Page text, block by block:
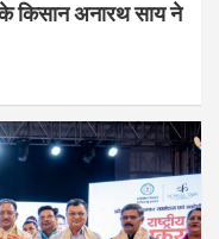
किसान अनारथ साय ने